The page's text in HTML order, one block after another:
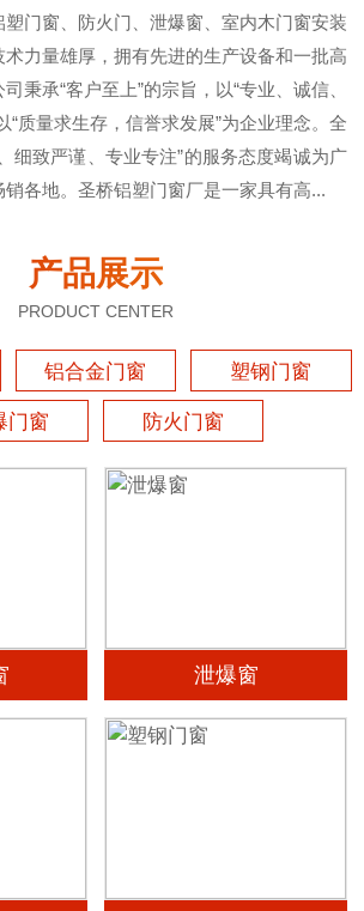
门窗、防火门、泄爆窗、室内木门窗安装
术力量雄厚，拥有先进的生产设备和一批高
秉承“客户至上”的宗旨，以“专业、诚信、
“质量求生存，信誉求发展”为企业理念。全
细致严谨、专业专注”的服务态度竭诚为广
各地。圣桥铝塑门窗厂是一家具有高...
产品展示
PRODUCT CENTER
铝合金门窗 塑钢门窗
门窗 防火门窗
泄爆窗